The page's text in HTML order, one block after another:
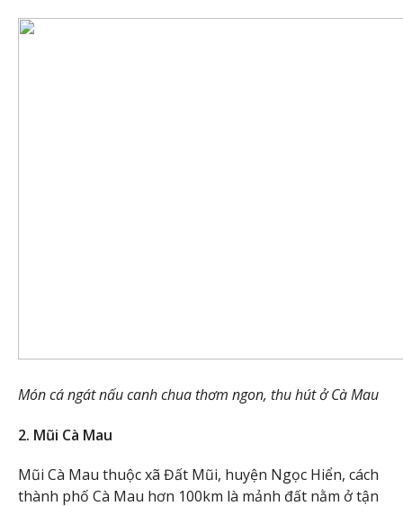
Món cá ngát nấu canh chua thơm ngon, thu hút ở Cà Mau
2. Mũi Cà Mau
Mũi Cà Mau thuộc xã Đất Mũi, huyện Ngọc Hiển, cách
thành phố Cà Mau hơn 100km là mảnh đất nằm ở tận